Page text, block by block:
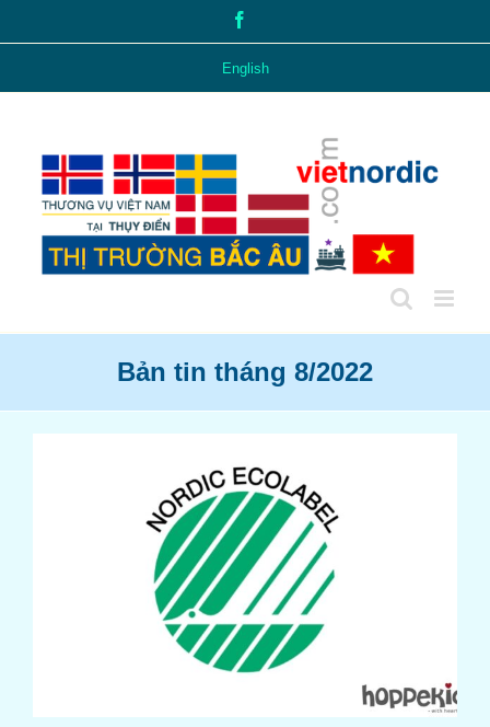
English
Bản tin tháng 8/2022